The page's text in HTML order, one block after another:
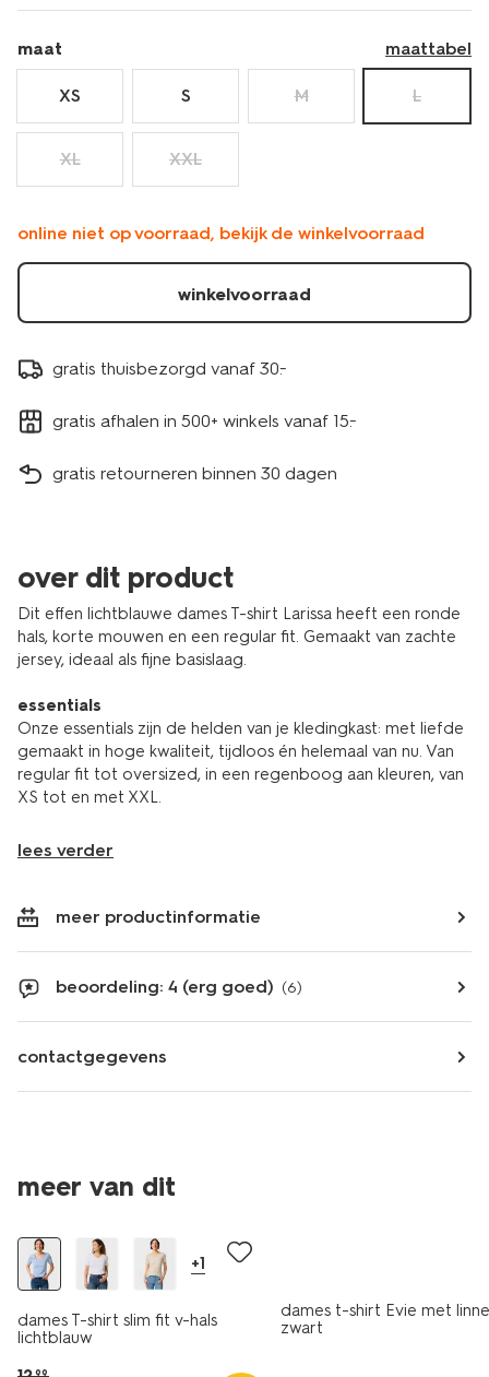
maat maattabel
XS S M L
XL XXL
online niet op voorraad, bekijk de winkelvoorraad
winkelvoorraad
gratis thuisbezorgd vanaf 30.-
gratis afhalen in 500+ winkels vanaf 15.-
gratis retourneren binnen 30 dagen
over dit product
Dit effen lichtblauwe dames T-shirt Larissa heeft een ronde
hals, korte mouwen en een regular fit. Gemaakt van zachte
jersey, ideaal als fijne basislaag.
essentials
Onze essentials zijn de helden van je kledingkast: met liefde
gemaakt in hoge kwaliteit, tijdloos én helemaal van nu. Van
regular fit tot oversized, in een regenboog aan kleuren, van
XS tot en met XXL.
lees verder
meer productinformatie
beoordeling: 4 (erg goed) (6)
contactgegevens
meer van dit
korting
+1
dames T-shirt slim fit v-hals
lichtblauw
99
dames t-shirt Evie met
zwart